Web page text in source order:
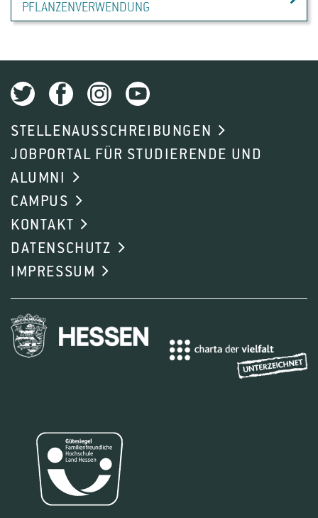
PFLANZENVERWENDUNG
STELLENAUSSCHREIBUNGEN
JOBPORTAL FÜR STUDIERENDE UND
ALUMNI
CAMPUS
KONTAKT
DATENSCHUTZ
IMPRESSUM